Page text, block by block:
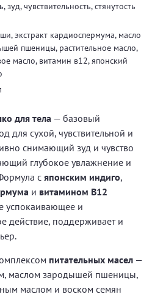
зуд, чувствительность, стянутость
экстракт кардиоспермума, масло
пшеницы, растительное масло,
масло, витамин в12, японский
для тела — базовый
для сухой, чувствительной и
снимающий зуд и чувство
глубокое увлажнение и
с японским индиго,
и витамином B12
успокаивающее и
действие, поддерживает и
питательных масел —
маслом зародышей пшеницы,
маслом и воском семян